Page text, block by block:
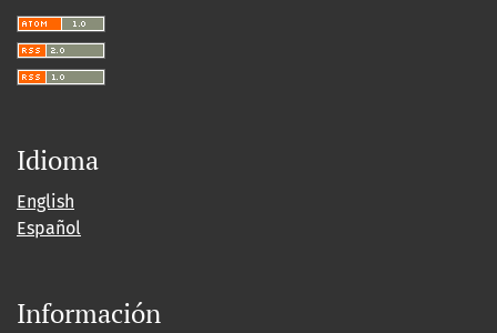
Idioma
English
Español
Información